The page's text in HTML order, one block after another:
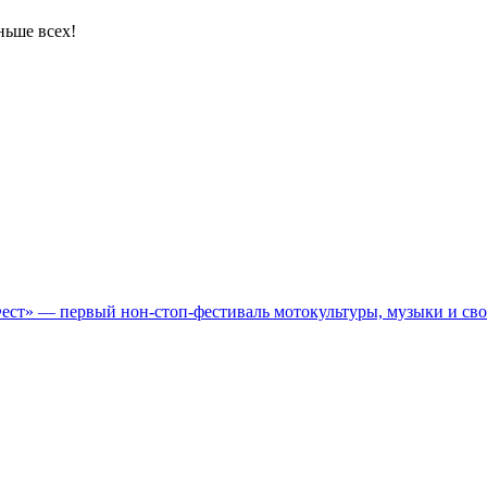
всех!
— первый нон-стоп-фестиваль мотокультуры, музыки и